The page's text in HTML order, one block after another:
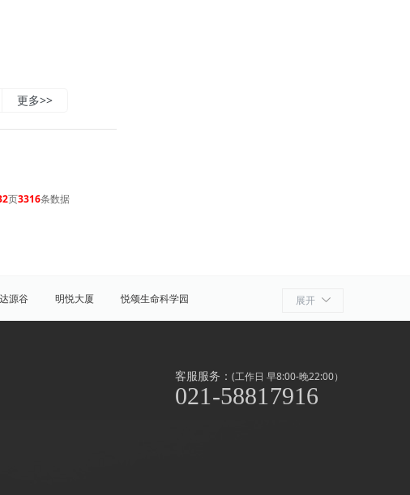
更多>>
页3316条数据
展开
源谷 明悦大厦
悦颂生命科学园
原能细胞产业园
ATLATL飞镖加速器
上海周边
前滩
世博滨江
客服服务： (工作日 早8:00-晚22:00）
021-58817916